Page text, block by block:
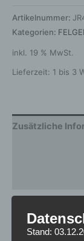
Artikelnummer:
Kategorien:
inkl. 19 % MwSt.
Lieferzeit: 1 bis 3
Zusätzliche
Breite
Stand: